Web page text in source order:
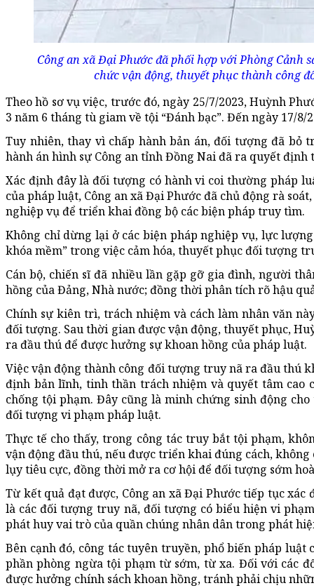
Công an xã Đại Phước đã phối hợp với Phòng
chức vận động, thuyết phục thành công
Theo hồ sơ vụ việc, trước đó, ngày 25/7/2023, Huỳnh
3 năm 6 tháng tù giam về tội “Đánh bạc”. Đến ngày 17/
Tuy nhiên, thay vì chấp hành bản án, đối tượng đã bỏ
hành án hình sự Công an tỉnh Đồng Nai đã ra quyết
Xác định đây là đối tượng có hành vi coi thường pháp
của pháp luật, Công an xã Đại Phước đã chủ động rà
nghiệp vụ để triển khai đồng bộ các biện pháp truy tìm.
Không chỉ dừng lại ở các biện pháp nghiệp vụ, lực
khóa mềm” trong việc cảm hóa, thuyết phục đối tượng
Cán bộ, chiến sĩ đã nhiều lần gặp gỡ gia đình, người
hồng của Đảng, Nhà nước; đồng thời phân tích rõ hậu
Chính sự kiên trì, trách nhiệm và cách làm nhân văn
đối tượng. Sau thời gian được vận động, thuyết phục,
ra đầu thú để được hưởng sự khoan hồng của pháp luật.
Việc vận động thành công đối tượng truy nã ra đầu thú
định bản lĩnh, tinh thần trách nhiệm và quyết tâm cao
chống tội phạm. Đây cũng là minh chứng sinh động
đối tượng vi phạm pháp luật.
Thực tế cho thấy, trong công tác truy bắt tội phạm,
vận động đầu thú, nếu được triển khai đúng cách,
lụy tiêu cực, đồng thời mở ra cơ hội để đối tượng sớm
Từ kết quả đạt được, Công an xã Đại Phước tiếp tục
là các đối tượng truy nã, đối tượng có biểu hiện vi
phát huy vai trò của quần chúng nhân dân trong phát
Bên cạnh đó, công tác tuyên truyền, phổ biến pháp
phần phòng ngừa tội phạm từ sớm, từ xa. Đối với các
được hưởng chính sách khoan hồng, tránh phải chịu